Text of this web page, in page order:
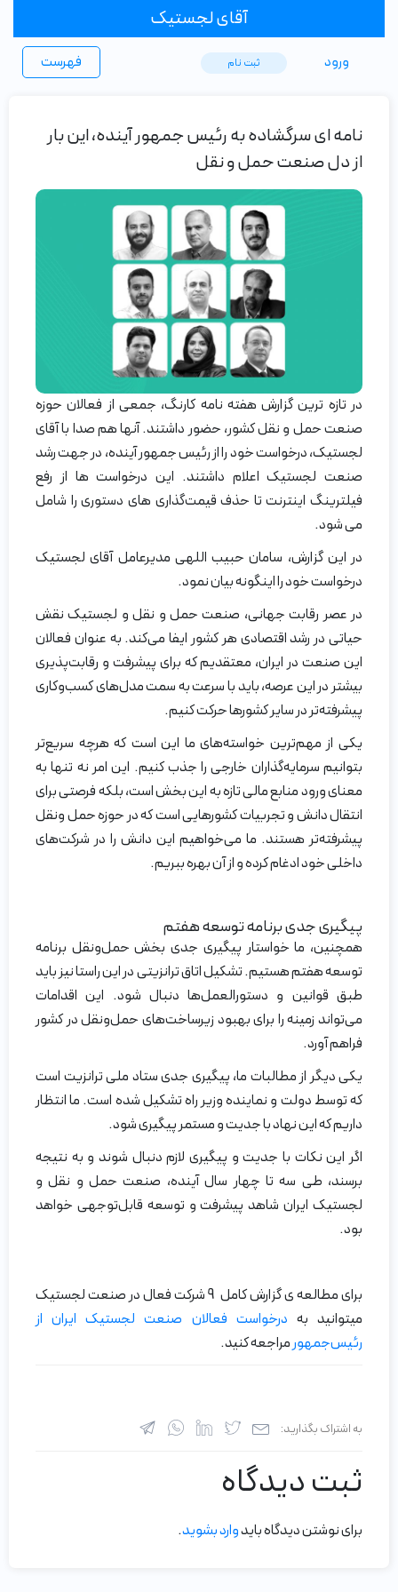
آقای لجستیک
فهرست ورود ثبت ‌نام
نامه ای سرگشاده به رئیس جمهور آینده، این بار
از دل صنعت حمل‌ و نقل
در تازه ترین گزارش هفته نامه کارنگ، جمعی از فعالان حوزه
صنعت حمل‌ و نقل کشور، حضور داشتند. آنها هم صدا با آقای
لجستیک، درخواست خود را از رئیس جمهور آینده، در جهت رشد
صنعت لجستیک اعلام داشتند. این درخواست ها از رفع
فیلترینگ اینترنت تا حذف قیمت‌گذاری های دستوری را شامل
می شود.
در این گزارش، سامان حبیب اللهی مدیرعامل آقای لجستیک
درخواست خود را اینگونه بیان نمود.
در عصر رقابت جهانی، صنعت حمل‌ و نقل و لجستیک نقش
حیاتی در رشد اقتصادی هر کشور ایفا می‌کند. به عنوان فعالان
این صنعت در ایران، معتقدیم که برای پیشرفت و رقابت‌پذیری
بیشتر در این عرصه، باید با سرعت به سمت مدل‌های کسب‌وکاری
پیشرفته‌تر در سایر کشورها حرکت کنیم.
یکی از مهم‌ترین خواسته‌های ما این است که هرچه سریع‌تر
بتوانیم سرمایه‌گذاران خارجی را جذب کنیم. این امر نه تنها به
معنای ورود منابع مالی تازه به این بخش است، بلکه فرصتی برای
انتقال دانش و تجربیات کشورهایی است که در حوزه حمل‌ ونقل
پیشرفته‌تر هستند. ما می‌خواهیم این دانش را در شرکت‌های
داخلی خود ادغام کرده و از آن بهره ببریم.
پیگیری جدی برنامه توسعه هفتم
همچنین، ما خواستار پیگیری جدی بخش حمل‌ونقل برنامه
توسعه هفتم هستیم. تشکیل اتاق ترانزیتی در این راستا نیز باید
طبق قوانین و دستورالعمل‌ها دنبال شود. این اقدامات
می‌تواند زمینه را برای بهبود زیرساخت‌های حمل‌ونقل در کشور
فراهم آورد.
یکی دیگر از مطالبات ما، پیگیری جدی ستاد ملی ترانزیت است
که توسط دولت و نماینده وزیر راه تشکیل شده است. ما انتظار
داریم که این نهاد با جدیت و مستمر پیگیری شود.
اگر این نکات با جدیت و پیگیری لازم دنبال شوند و به نتیجه
برسند، طی سه تا چهار سال آینده، صنعت حمل‌ و نقل و
لجستیک ایران شاهد پیشرفت و توسعه قابل‌توجهی خواهد
بود.
برای مطالعه ی گزارش کامل 9 شرکت فعال در صنعت لجستیک
میتوانید به درخواست فعالان صنعت لجستیک ایران از
رئیس‌جمهورمراجعه کنید.
به اشتراک بگذارید:
ثبت دیدگاه
برای نوشتن دیدگاه بایدوارد بشوید.